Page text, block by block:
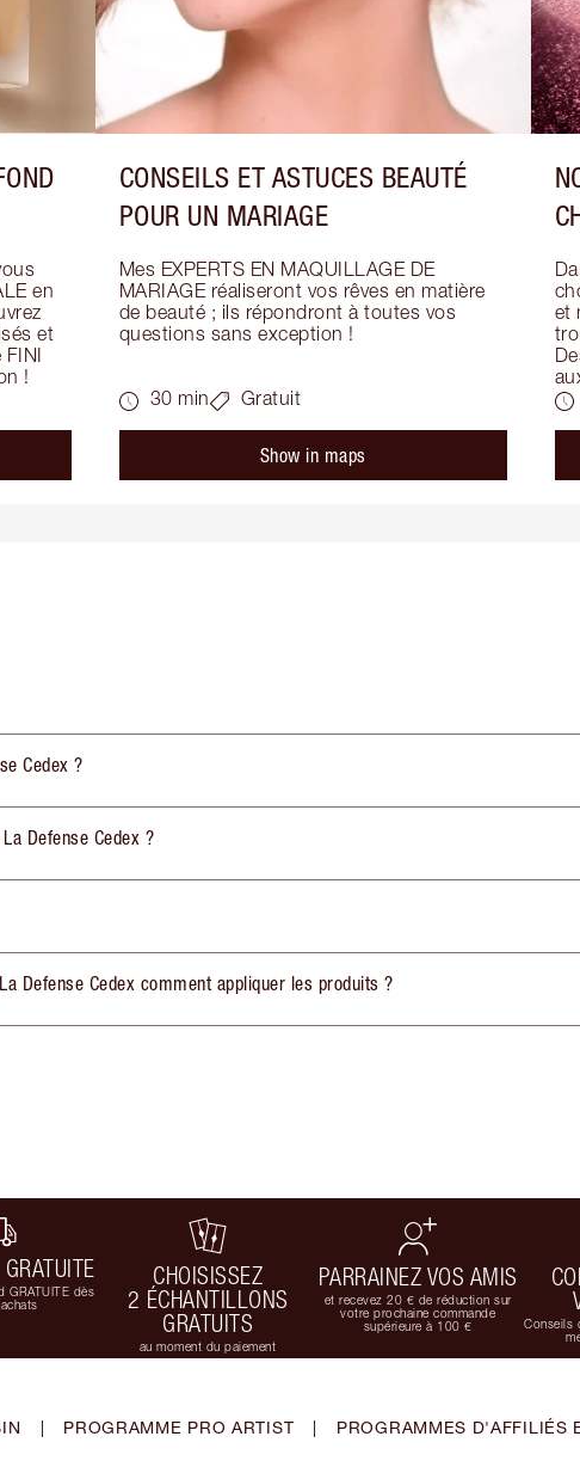
en
et
FINI
!
CONSEILS ET ASTUCES BEAUTÉ
POUR UN MARIAGE
Mes EXPERTS EN MAQUILLAGE DE
MARIAGE réaliseront vos rêves en matière
de beauté ; ils répondront à toutes vos
questions sans exception !
30 min Gratuit
Show in maps
et
Cedex ?
Defense Cedex ?
Defense Cedex comment appliquer les produits ?
GRATUITE dès
CHOISISSEZ
2 ÉCHANTILLONS
GRATUITS
au moment du paiement
PARRAINEZ VOS AMIS
et recevez 20 € de réduction sur
votre prochaine commande
supérieure à 100 €
Conseils
| PROGRAMME PRO ARTIST | PROGRAMMES D'AFFILIÉS